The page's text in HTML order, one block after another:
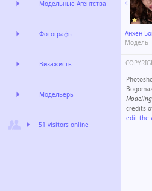
Анхен
Модель
Modeling
credits
edit the
Модельные Агентства
Фотографы
Визажисты
Модельеры
51 visitors online